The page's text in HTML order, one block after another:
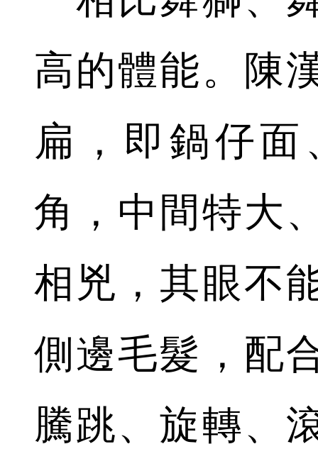
高的體能。陳
扁，即鍋仔
角，中間特大
相兇，其眼不
側邊毛髮，配
騰跳、旋轉、